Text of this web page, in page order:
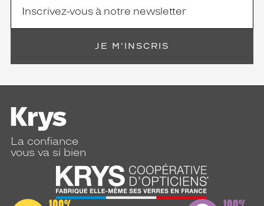
JE M'INSCRIS
La confiance
vous va si bien